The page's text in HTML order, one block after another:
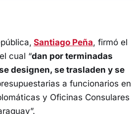
Santiago Peña, firmó el
cual “dan por terminadas
designen, se trasladen y se
a funcionarios en
y Oficinas Consulares